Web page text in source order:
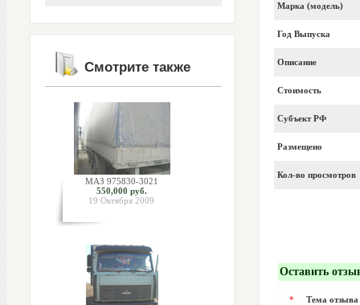
Смотрите также
МАЗ 975830-3021
550,000 руб.
19 Октября 2009
Марка (модель)
Год Выпуска
Описание
Стоимость
Субъект РФ
Размещено
Кол-во просмотров
Оставить
*
Тема отзыва